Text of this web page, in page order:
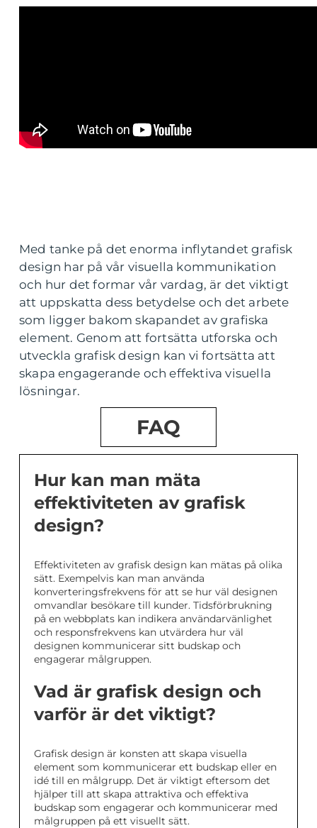
Med tanke på det enorma inflytandet grafisk
design har på vår visuella kommunikation
och hur det formar vår vardag, är det viktigt
att uppskatta dess betydelse och det arbete
som ligger bakom skapandet av grafiska
element. Genom att fortsätta utforska och
utveckla grafisk design kan vi fortsätta att
skapa engagerande och effektiva visuella
lösningar.
FAQ
Hur kan man mäta
effektiviteten av grafisk
design?
Effektiviteten av grafisk design kan mätas på olika
sätt. Exempelvis kan man använda
konverteringsfrekvens för att se hur väl designen
omvandlar besökare till kunder. Tidsförbrukning
på en webbplats kan indikera användarvänlighet
och responsfrekvens kan utvärdera hur väl
designen kommunicerar sitt budskap och
engagerar målgruppen.
Vad är grafisk design och
varför är det viktigt?
Grafisk design är konsten att skapa visuella
element som kommunicerar ett budskap eller en
idé till en målgrupp. Det är viktigt eftersom det
hjälper till att skapa attraktiva och effektiva
budskap som engagerar och kommunicerar med
målgruppen på ett visuellt sätt.